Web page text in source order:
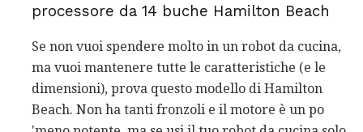
processore da 14 buche Hamilton Beach
Se non vuoi spendere molto in un robot da cucina,
ma vuoi mantenere tutte le caratteristiche (e le
dimensioni), prova questo modello di Hamilton
Beach. Non ha tanti fronzoli e il motore è un po